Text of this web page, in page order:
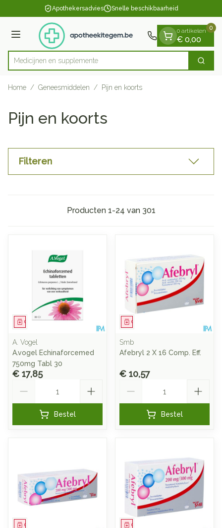
Ga naar de inhoudApothekersadvies Snelle beschikbaarheid
Menu
Product, merk, categorie...
Medi Zoek
0 artikelen
€ 0,00
0
Home / Geneesmiddelen / Pijn en koorts
Pijn en koorts
Filteren
Producten 1-24 van 301
Geneesmiddel
A. Vogel
A.vogel Echinaforcemed
750mg Tabl 30
€ 17,85
Bestel
Geneesmiddel
Smb
Afebryl 2 X 16 Comp. Eff.
€ 10,57
Bestel
Geneesmiddel Geneesmiddel